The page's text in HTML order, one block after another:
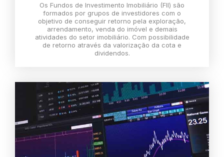
Os Fundos de Investimento Imobiliário (FII) são
formados por grupos de investidores com o
objetivo de conseguir retorno pela exploração,
arrendamento, venda do imóvel e demais
atividades do setor imobiliário. Com possibilidade
de retorno através da valorização da cota e
dividendos.